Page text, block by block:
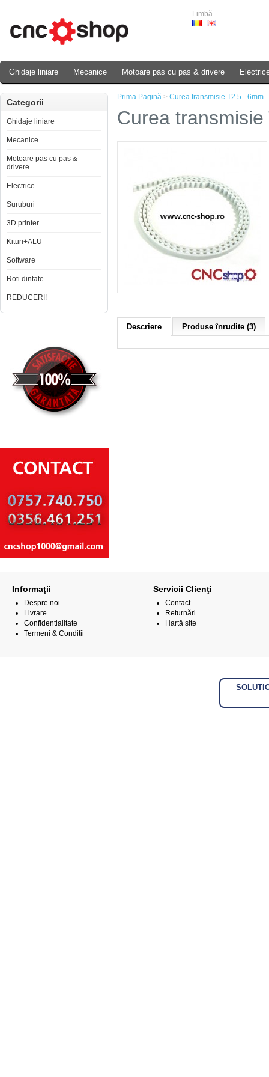
Limbă
Ghidaje liniare Mecanice Motoare pas cu pas & drivere
Categorii
Ghidaje liniare
Mecanice
Motoare pas cu pas &
drivere
Electrice
Suruburi
3D printer
Kituri+ALU
Software
Roti dintate
REDUCERI!
Prima Pagină > Curea transmisie T2.5 - 6mm
Curea
Descriere Produse înrudite (3)
Informaţii
Despre noi
Livrare
Confidentialitate
Termeni & Conditii
Servicii Clienţi
Contact
Returnări
Hartă site